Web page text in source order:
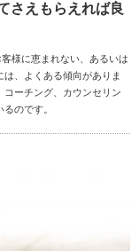
さえもらえれば良
様に恵まれない、あるいは
、よくある傾向がありま
ーチング、カウンセリン
のです。